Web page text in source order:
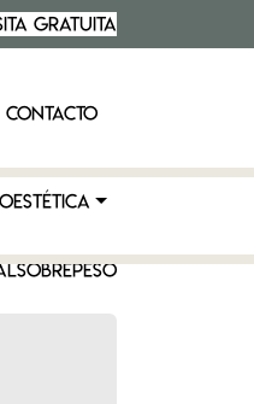
GRATUITA
CONTACTO
SOBREPESO